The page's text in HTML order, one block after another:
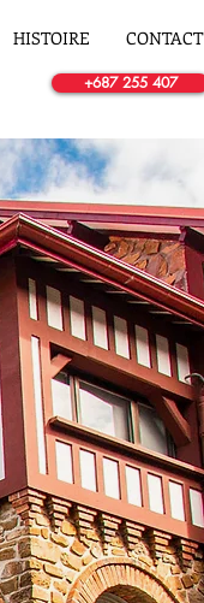
HISTOIRE CONTACT
+687 255 407